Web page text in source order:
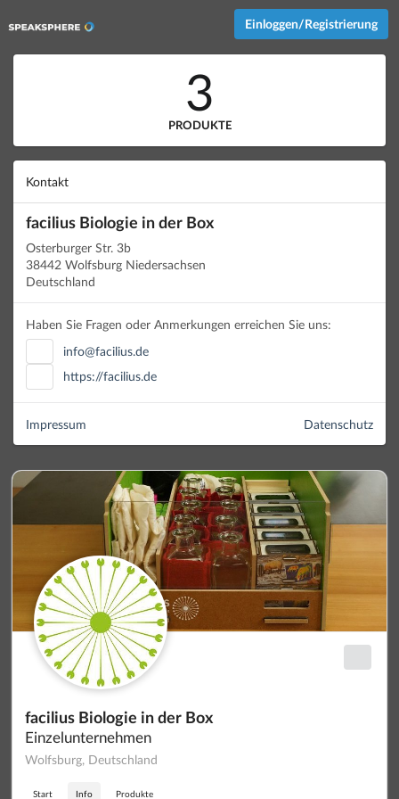
Einloggen/Registrierung
facilius Biologie in der Box
Einzelunternehmen
Wolfsburg, Deutschland
Start Info Produkte
3
PRODUKTE
Kontakt
facilius Biologie in der Box
Osterburger Str. 3b
38442 Wolfsburg Niedersachsen
Deutschland
Haben Sie Fragen oder Anmerkungen erreichen Sie uns:
info@facilius.de
https://facilius.de
Datenschutz
Impressum